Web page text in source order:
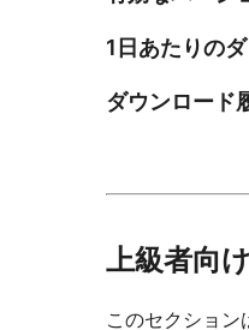
1日あたりの
ダウンロード
上級者向
このセクション